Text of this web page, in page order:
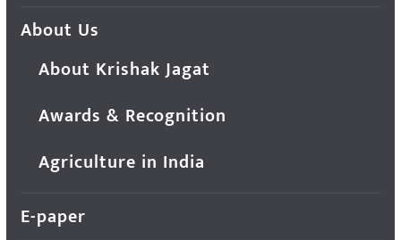
About Us
About Krishak Jagat
Awards & Recognition
Agriculture in India
E-paper